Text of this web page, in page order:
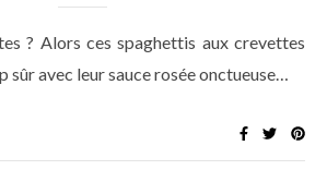
sûr avec leur sauce rosée onctueuse…